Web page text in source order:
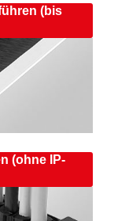
(bis
(ohne IP-